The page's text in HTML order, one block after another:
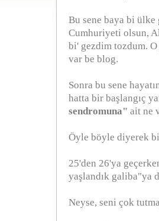
Bu sene baya bi
Cumhuriyeti olsun,
bi' gezdim tozdum. O
var be blog.
Sonra bu sene
hatta bir başlangıç
sendromuna" ait ne
Öyle böyle diyerek
25'den 26'ya
yaşlandık galiba"ya
Neyse, seni çok